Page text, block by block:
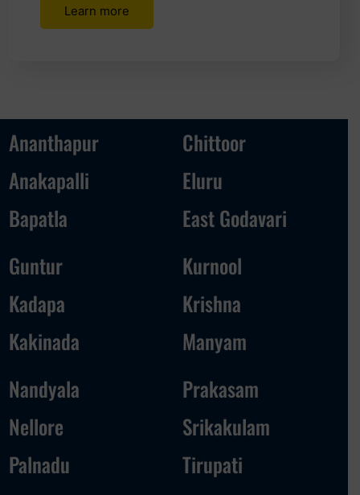
Learn more
Ananthapur
Anakapalli
Bapatla
Chittoor
Eluru
East Godavari
Guntur
Kadapa
Kakinada
Kurnool
Krishna
Manyam
Nandyala
Nellore
Palnadu
Prakasam
Srikakulam
Tirupati